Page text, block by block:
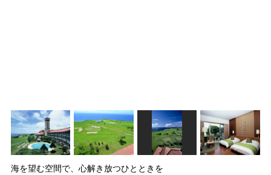
海を望む空間で、心解き放つひとときを